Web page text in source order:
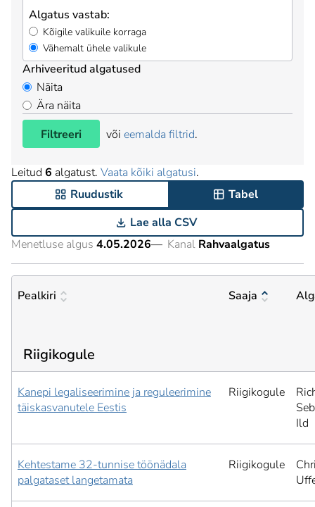
Algatus vastab:
Kõigile valikuile korraga
Vähemalt ühele valikule
Arhiveeritud algatused
Näita
Ära näita
Filtreeri
või eemalda filtrid.
Leitud 6 algatust. Vaata kõiki algatusi.
Ruudustik
Tabel
Lae alla CSV
Menetluse algus 4.05.2026— Kanal Rahvaalgatus
Pealkiri Saaja
Riigikogule
Kanepi legaliseerimine ja reguleerimine
täiskasvanutele Eestis
Riigikogule
Ild
Kehtestame 32-tunnise töönädala
palgataset langetamata
Riigikogule